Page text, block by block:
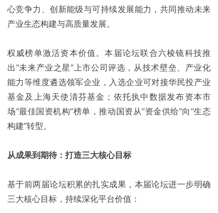
心竞争力、创新能级与可持续发展能力，共同推动未来
产业生态构建与高质量发展。
权威榜单激活资本价值。本届论坛联合六棱镜科技推
出“未来产业之星”上市公司评选，从技术壁垒、产业化
能力等维度遴选领军企业，入选企业可对接华民投产业
基金及上海天使清芬基金；依托执中数据发布资本市
场“最佳国资机构”榜单，推动国资从“资金供给”向“生态
构建”转型。
从成果到期待：打造三大核心目标
基于前两届论坛积累的扎实成果，本届论坛进一步明确
三大核心目标，持续深化平台价值：